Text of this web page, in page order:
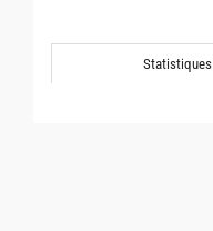
Statistiques